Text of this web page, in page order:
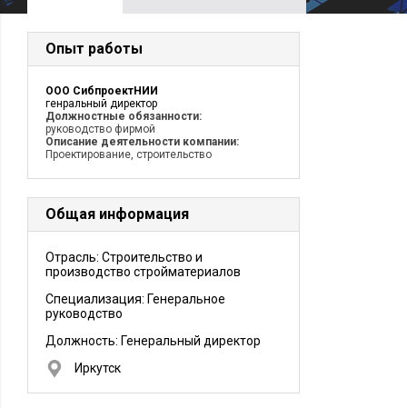
Опыт работы
ООО СибпроектНИИ
генральный директор
Должностные обязанности:
руководство фирмой
Описание деятельности компании:
Проектирование, строительство
Общая информация
Отрасль: Строительство и
производство стройматериалов
Специализация: Генеральное
руководство
Должность: Генеральный директор
Иркутск